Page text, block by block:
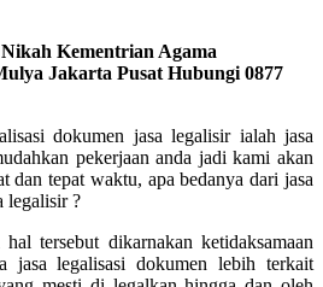
Kementrian Agama
Jakarta Pusat Hubungi 0877
dokumen jasa legalisir ialah jasa
pekerjaan anda jadi kami akan
dan tepat waktu, apa bedanya dari jasa
legalisir ?
tersebut dikarnakan ketidaksamaan
jasa legalisasi dokumen lebih terkait